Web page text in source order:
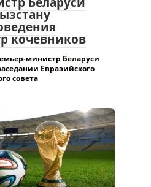
кочевников
министр Беларуси
Евразийского
совета